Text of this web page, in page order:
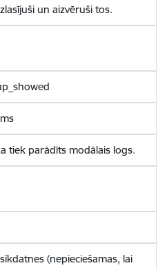
un aizvēruši tos.
tiek parādīts modālais logs.
(nepieciešamas, lai